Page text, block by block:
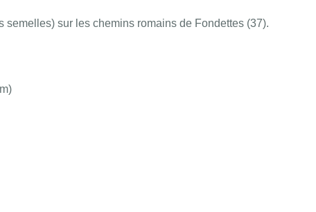
semelles) sur les chemins romains de Fondettes (37).